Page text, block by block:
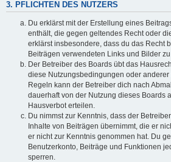
3. PFLICHTEN DES NUTZERS
Du erklärst mit der Erstellung eines
enthält, die gegen geltendes Recht oder
erklärst insbesondere, dass du das Recht
Beiträgen verwendeten Links und Bilder
Der Betreiber des Boards übt das
diese Nutzungsbedingungen oder anderer
Regeln kann der Betreiber dich nach
dauerhaft von der Nutzung dieses Boards
Hausverbot erteilen.
Du nimmst zur Kenntnis, dass der
Inhalte von Beiträgen übernimmt, die er
er nicht zur Kenntnis genommen hat. Du
Benutzerkonto, Beiträge und Funktionen
sperren.